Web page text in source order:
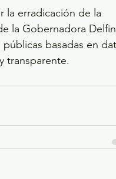
la erradicación de la
la Gobernadora
basadas en
transparente.